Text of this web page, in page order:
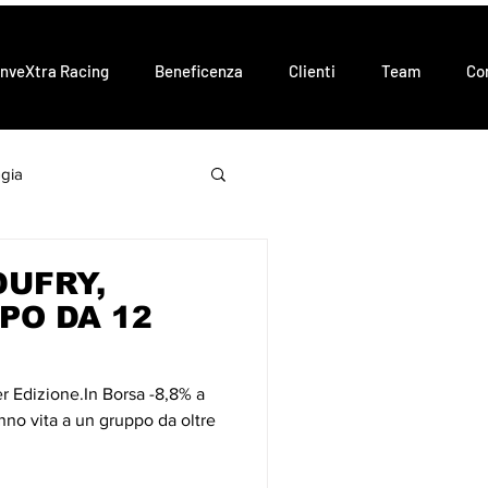
Racing Beneficenza Clienti Team
DA 12
Edizione.In Borsa -8,8% a
vita a un gruppo da oltre